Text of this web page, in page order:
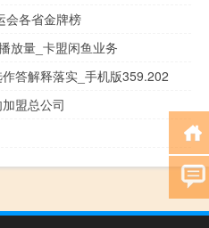
会各省金牌榜
放量_卡盟闲鱼业务
答解释落实_手机版359.202
盟总公司